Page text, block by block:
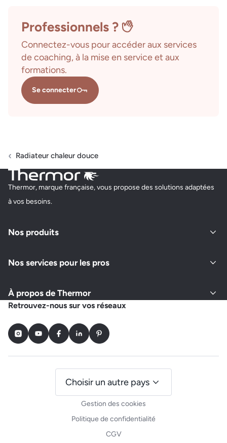
Professionnels ?
Connectez-vous pour accéder aux services
de coaching, à la mise en service et aux
formations.
Se connecter
Radiateur chaleur douce
Thermor, marque française, vous propose des solutions adaptées
à vos besoins.
Nos produits
Nos services pour les pros
À propos de Thermor
Retrouvez-nous sur vos réseaux
InstagramYoutubeFacebookLinkedInPinterest
Gestion des cookies
Politique de confidentialité
CGV
Choisir un autre pays